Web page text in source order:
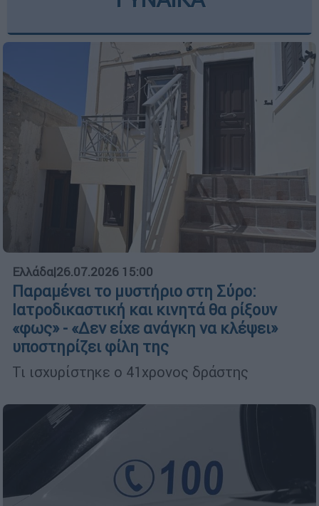
Ελλάδα|26.07.2026 15:00
Παραμένει το μυστήριο στη Σύρο:
Ιατροδικαστική και κινητά θα ρίξουν
«φως» - «Δεν είχε ανάγκη να κλέψει»
υποστηρίζει φίλη της
Τι ισχυρίστηκε ο 41χρονος δράστης